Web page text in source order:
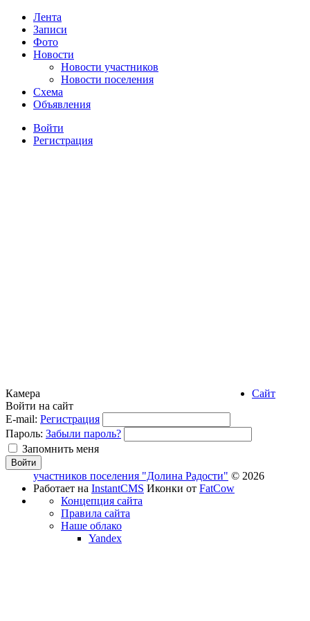
Лента
Записи
Фото
Новости
Новости участников
Новости поселения
Схема
Объявления
Войти
Регистрация
Камера
Войти на сайт
E-mail: Регистрация
Пароль: Забыли пароль?
Запомнить меня
Сайт
участников поселения "Долина Радости" © 2026
Работает на InstantCMS Иконки от FatCow
Концепция сайта
Правила сайта
Наше облако
Yandex